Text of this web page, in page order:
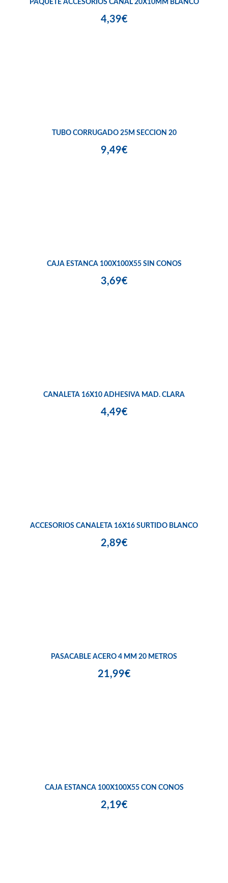
PAQUETE ACCESORIOS CANAL 20X10MM BLANCO
4,39€
TUBO CORRUGADO 25M SECCION 20
9,49€
CAJA ESTANCA 100X100X55 SIN CONOS
3,69€
CANALETA 16X10 ADHESIVA MAD. CLARA
4,49€
ACCESORIOS CANALETA 16X16 SURTIDO BLANCO
2,89€
PASACABLE ACERO 4 MM 20 METROS
21,99€
CAJA ESTANCA 100X100X55 CON CONOS
2,19€